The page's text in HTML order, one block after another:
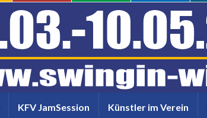
KFV JamSession Künstler im Verein